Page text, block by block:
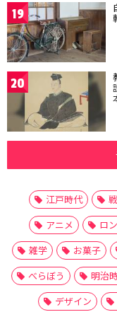
19
20
江戸時代
アニメ
ロ
雑学
お菓子
べらぼう
明治
デザイン